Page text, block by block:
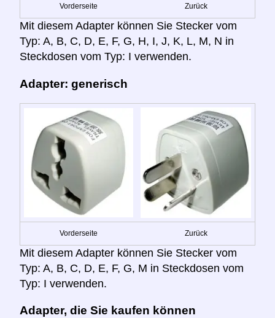
Vorderseite Zurück
Mit diesem Adapter können Sie Stecker vom
Typ: A, B, C, D, E, F, G, H, I, J, K, L, M, N in
Steckdosen vom Typ: I verwenden.
Adapter: generisch
Vorderseite Zurück
Mit diesem Adapter können Sie Stecker vom
Typ: A, B, C, D, E, F, G, M in Steckdosen vom
Typ: I verwenden.
Adapter, die Sie kaufen können